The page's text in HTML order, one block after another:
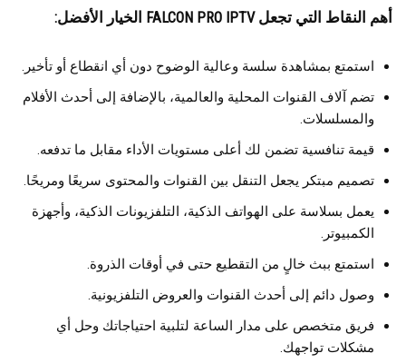
أهم النقاط التي تجعل FALCON PRO IPTV الخيار الأفضل:
استمتع بمشاهدة سلسة وعالية الوضوح دون أي انقطاع أو تأخير.
تضم آلاف القنوات المحلية والعالمية، بالإضافة إلى أحدث الأفلام
والمسلسلات.
قيمة تنافسية تضمن لك أعلى مستويات الأداء مقابل ما تدفعه.
تصميم مبتكر يجعل التنقل بين القنوات والمحتوى سريعًا ومريحًا.
يعمل بسلاسة على الهواتف الذكية، التلفزيونات الذكية، وأجهزة
الكمبيوتر.
استمتع ببث خالٍ من التقطيع حتى في أوقات الذروة.
وصول دائم إلى أحدث القنوات والعروض التلفزيونية.
فريق متخصص على مدار الساعة لتلبية احتياجاتك وحل أي
مشكلات تواجهك.